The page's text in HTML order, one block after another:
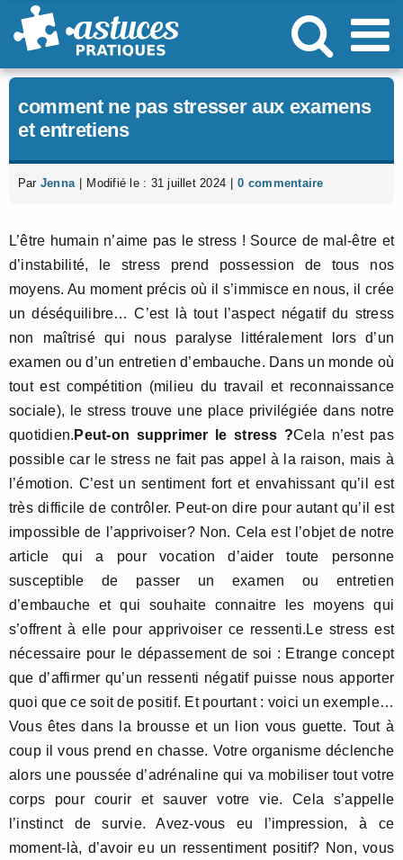
Passer
au
comment ne pas stresser aux examens
et entretiens
Par Jenna Modifié le : 31 juillet 2024 0 commentaire
L’être humain n’aime pas le stress ! Source de mal-être et
d’instabilité, le stress prend possession de tous nos
moyens. Au moment précis où il s’immisce en nous, il crée
un déséquilibre… C’est là tout l’aspect négatif du stress
non maîtrisé qui nous paralyse littéralement lors d’un
examen ou d’un entretien d’embauche. Dans un monde où
tout est compétition (milieu du travail et reconnaissance
sociale), le stress trouve une place privilégiée dans notre
quotidien. Peut-on supprimer le stress ?Cela n’est pas
possible car le stress ne fait pas appel à la raison, mais à
l’émotion. C’est un sentiment fort et envahissant qu’il est
très difficile de contrôler. Peut-on dire pour autant qu’il est
impossible de l’apprivoiser? Non. Cela est l’objet de notre
article qui a pour vocation d’aider toute personne
susceptible de passer un examen ou entretien
d’embauche et qui souhaite connaitre les moyens qui
s’offrent à elle pour apprivoiser ce ressenti.Le stress est
nécessaire pour le dépassement de soi : Etrange concept
que d’affirmer qu’un ressenti négatif puisse nous apporter
quoi que ce soit de positif. Et pourtant : voici un exemple…
Vous êtes dans la brousse et un lion vous guette. Tout à
coup il vous prend en chasse. Votre organisme déclenche
alors une poussée d’adrénaline qui va mobiliser tout votre
corps pour courir et sauver votre vie. Cela s’appelle
l’instinct de survie. Avez-vous eu l’impression, à ce
moment-là, d’avoir eu un ressentiment positif? Non, vous